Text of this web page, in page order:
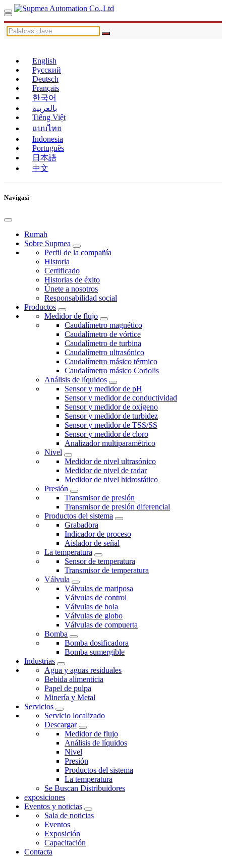
English
Русский
Deutsch
Français
한국어
بالعربية
Tiếng Việt
แบบไทย
Indonesia
Português
日本語
中文
Navigasi
Rumah
Sobre Supmea
Perfil de la compañía
Historia
Certificado
Historias de éxito
Únete a nosotros
Responsabilidad social
Productos
Medidor de flujo
Caudalímetro magnético
Caudalímetro de vórtice
Caudalímetro de turbina
Caudalímetro ultrasónico
Caudalímetro másico térmico
Caudalímetro másico Coriolis
Análisis de líquidos
Sensor y medidor de pH
Sensor y medidor de conductividad
Sensor y medidor de oxígeno
Sensor y medidor de turbidez
Sensor y medidor de TSS/SS
Sensor y medidor de cloro
Analizador multiparamétrico
Nivel
Medidor de nivel ultrasónico
Medidor de nivel de radar
Medidor de nivel hidrostático
Presión
Transmisor de presión
Transmisor de presión diferencial
Productos del sistema
Grabadora
Indicador de proceso
Aislador de señal
La temperatura
Sensor de temperatura
Transmisor de temperatura
Válvula
Válvulas de mariposa
Válvulas de control
Válvulas de bola
Válvulas de globo
Válvulas de compuerta
Bomba
Bomba dosificadora
Bomba sumergible
Industrias
Agua y aguas residuales
Bebida alimenticia
Papel de pulpa
Minería y Metal
Servicios
Servicio localizado
Descargar
Medidor de flujo
Análisis de líquidos
Nivel
Presión
Productos del sistema
La temperatura
Se Buscan Distribuidores
exposiciones
Eventos y noticias
Sala de noticias
Eventos
Exposición
Capacitación
Contacta